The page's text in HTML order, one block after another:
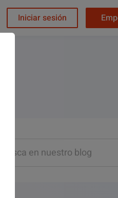
Iniciar sesión